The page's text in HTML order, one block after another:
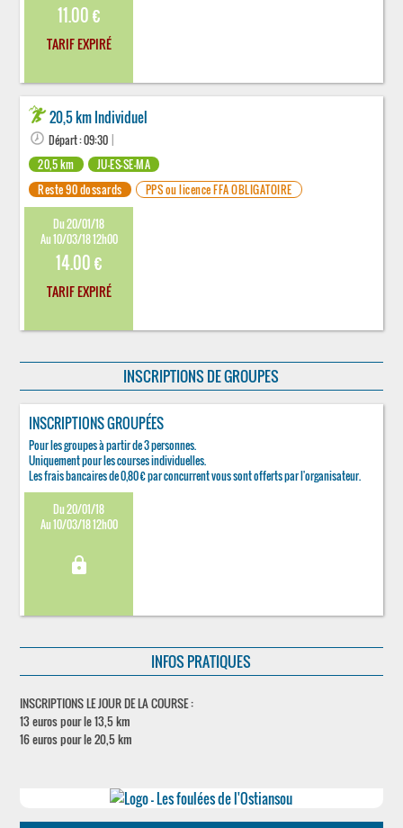
11.00 €
TARIF EXPIRÉ
20,5 km Individuel
Départ : 09:30
20,5 km
JU-ES-SE-MA
Reste 90 dossards
PPS ou licence FFA OBLIGATOIRE
Du 20/01/18
Au 10/03/18 12h00
14.00 €
TARIF EXPIRÉ
INSCRIPTIONS DE GROUPES
INSCRIPTIONS GROUPÉES
Pour les groupes à partir de 3 personnes.
Uniquement pour les courses individuelles.
Les frais bancaires de 0,80 € par concurrent vous sont offerts par l'organisateur.
Du 20/01/18
Au 10/03/18 12h00
lock
INFOS PRATIQUES
INSCRIPTIONS LE JOUR DE LA COURSE :
13 euros pour le 13,5 km
16 euros pour le 20,5 km